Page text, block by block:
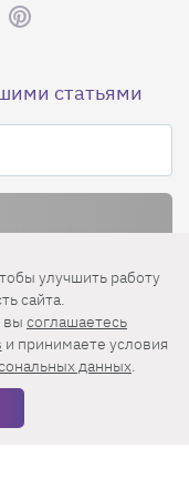
статьями
условия
конфиденциальности
и
нажмите
улучшить работу
сайта.
вы соглашаетесь
и принимаете условия
данных.